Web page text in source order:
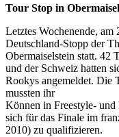
Tour Stop in
Letztes Wochenende, am
Deutschland-Stopp der
Obermaiselstein statt. 42
und der Schweiz hatten
Rookys angemeldet. Die
mussten ihr
Können in Freestyle- und
sich für das Finale im
2010) zu qualifizieren.